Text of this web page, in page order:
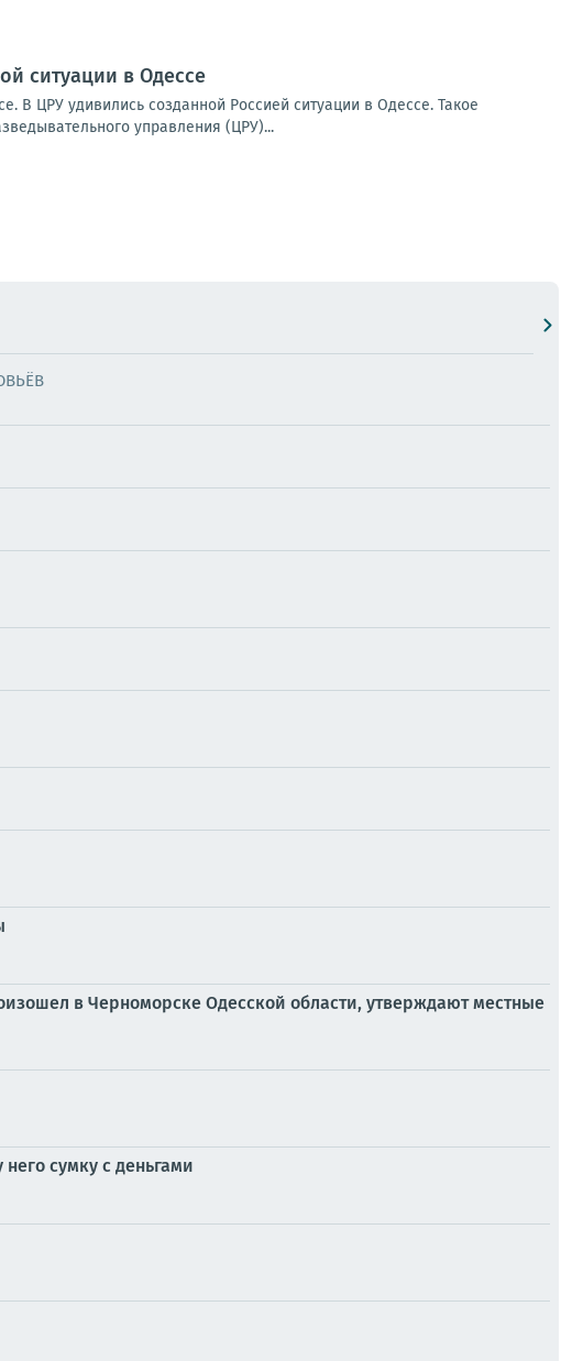
ситуации в Одессе
В ЦРУ удивились созданной Россией ситуации в Одессе. Такое
управления (ЦРУ)...
в Черноморске Одесской области, утверждают местные
сумку с деньгами